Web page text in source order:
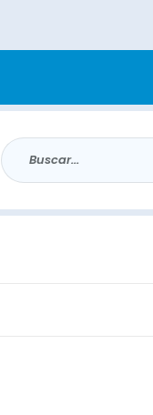
Buscar...